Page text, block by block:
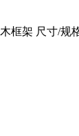
框架 尺寸/